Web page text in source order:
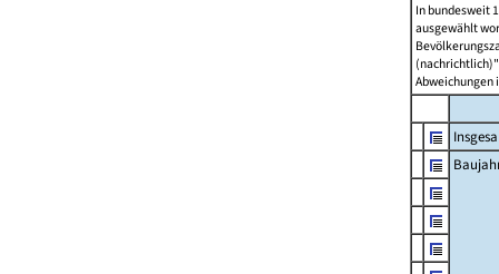
In bundesweit
ausgewählt
Abweichungen